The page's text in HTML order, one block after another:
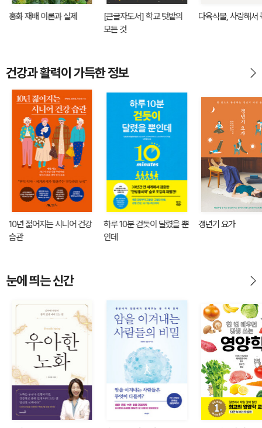
홍화 재배 이론과 실제
[큰글자도서] 학교 텃밭의
모든 것
다육식물, 사랑해서
건강과 활력이 가득한 정보
10년 젊어지는 시니어 건강
습관
하루 10분 걷듯이 달렸을 뿐
인데
갱년기 요가
눈에 띄는 신간